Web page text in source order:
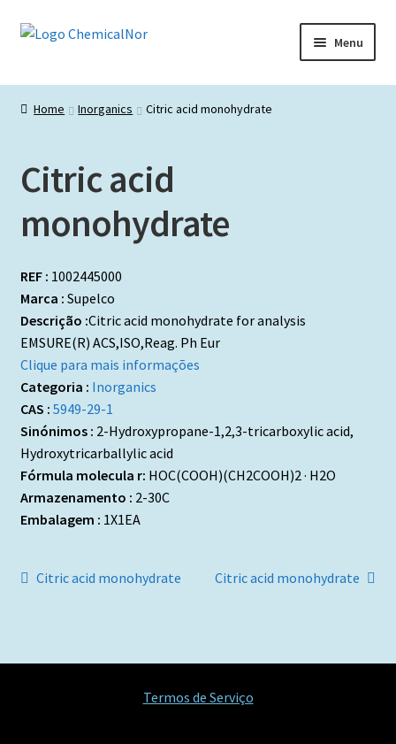
Ir
Saltar
Menu
Início
Catálogos de Representadas
Promoções
Home Inorganics Citric acid monohydrate
Citric acid
monohydrate
REF : 1002445000
Marca : Supelco
Descrição :Citric acid monohydrate for analysis
EMSURE(R) ACS,ISO,Reag. Ph Eur
Clique para mais informações
Categoria : Inorganics
CAS : 5949-29-1
Sinónimos : 2-Hydroxypropane-1,2,3-tricarboxylic acid,
Hydroxytricarballylic acid
Fórmula molecula r: HOC(COOH)(CH2COOH)2 · H2O
Armazenamento : 2-30C
Embalagem : 1X1EA
Navegação
Artigo
Citric acid monohydrate
Artigo
Citric acid monohydrate
Termos de Serviço